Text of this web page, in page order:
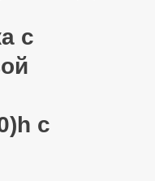
с
с